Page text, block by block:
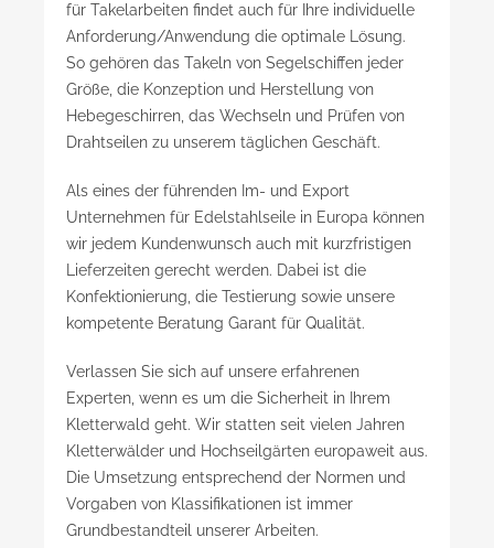
für Takelarbeiten findet auch für Ihre individuelle
Anforderung/Anwendung die optimale Lösung.
So gehören das Takeln von Segelschiffen jeder
Größe, die Konzeption und Herstellung von
Hebegeschirren, das Wechseln und Prüfen von
Drahtseilen zu unserem täglichen Geschäft.
Als eines der führenden Im- und Export
Unternehmen für Edelstahlseile in Europa können
wir jedem Kundenwunsch auch mit kurzfristigen
Lieferzeiten gerecht werden. Dabei ist die
Konfektionierung, die Testierung sowie unsere
kompetente Beratung Garant für Qualität.
Verlassen Sie sich auf unsere erfahrenen
Experten, wenn es um die Sicherheit in Ihrem
Kletterwald geht. Wir statten seit vielen Jahren
Kletterwälder und Hochseilgärten europaweit aus.
Die Umsetzung entsprechend der Normen und
Vorgaben von Klassifikationen ist immer
Grundbestandteil unserer Arbeiten.